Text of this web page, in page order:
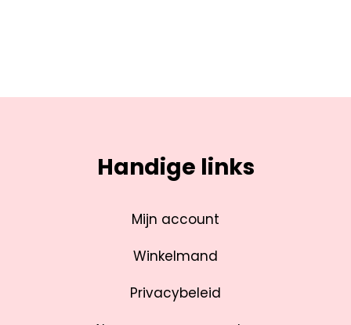
Handige links
Mijn account
Winkelmand
Privacybeleid